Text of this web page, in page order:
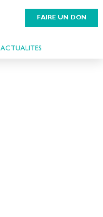
FAIRE UN DON
ACTUALITES